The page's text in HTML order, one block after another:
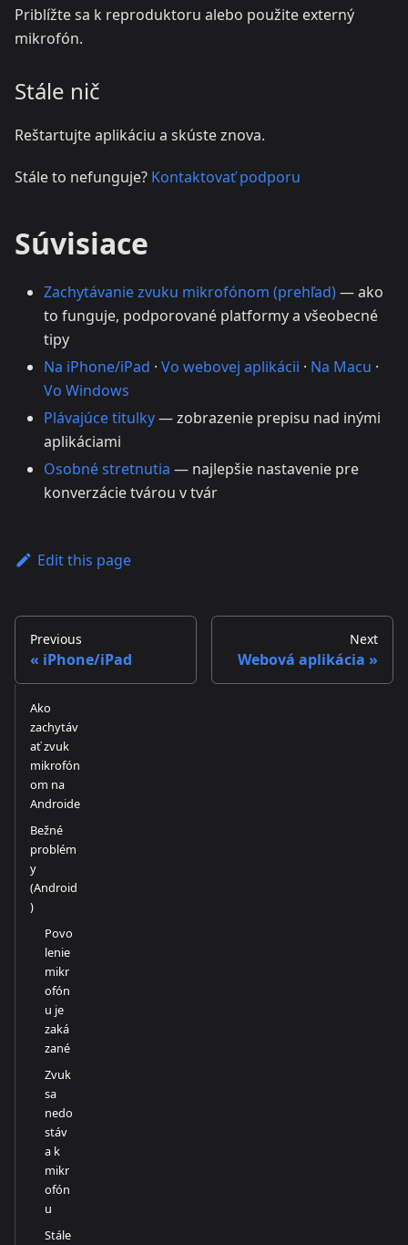
Priblížte sa k reproduktoru alebo použite externý
mikrofón.
Stále nič
Reštartujte aplikáciu a skúste znova.
Stále to nefunguje? Kontaktovať podporu
Súvisiace
Zachytávanie zvuku mikrofónom (prehľad)— ako
to funguje, podporované platformy a všeobecné
tipy
Na iPhone/iPad · Vo webovej aplikácii · Na Macu ·
Vo Windows
Plávajúce titulky— zobrazenie prepisu nad inými
aplikáciami
Osobné stretnutia — najlepšie nastavenie pre
konverzácie tvárou v tvár
Edit this page
Previous
iPhone/iPad
Next
Webová aplikácia
Ako
zachytáv
ať zvuk
mikrofón
om na
Androide
Bežné
problém
y
(Android
)
Povo
lenie
mikr
ofón
u je
zaká
zané
Zvuk
sa
nedo
stáv
a k
mikr
ofón
u
Stále